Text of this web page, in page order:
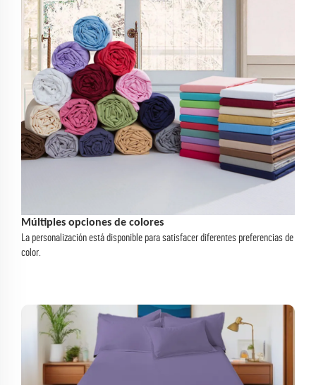
Múltiples opciones de colores
La personalización está disponible para satisfacer diferentes preferencias de
color.